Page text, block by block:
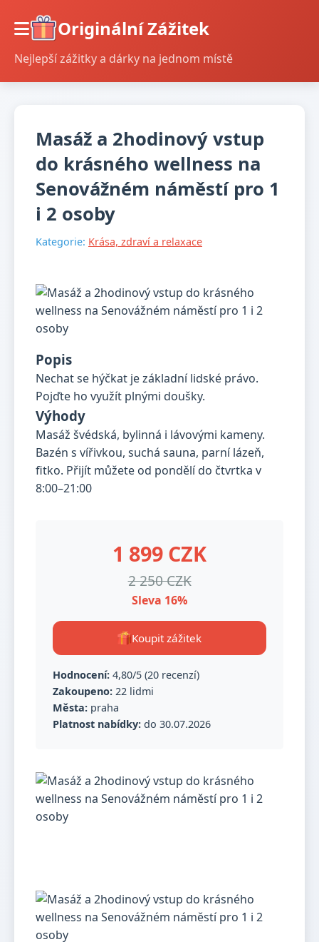
Originální Zážitek
Nejlepší zážitky a dárky na jednom místě
Masáž a 2hodinový vstup
do krásného wellness na
Senovážném náměstí pro 1
i 2 osoby
Kategorie: Krása, zdraví a relaxace
Popis
Nechat se hýčkat je základní lidské právo.
Pojďte ho využít plnými doušky.
Výhody
Masáž švédská, bylinná i lávovými kameny.
Bazén s vířivkou, suchá sauna, parní lázeň,
fitko. Přijít můžete od pondělí do čtvrtka v
8:00–21:00
1 899 CZK
2 250 CZK
Sleva 16%
Koupit zážitek
Hodnocení: 4,80/5 (20 recenzí)
Zakoupeno: 22 lidmi
Města: praha
Platnost nabídky: do 30.07.2026